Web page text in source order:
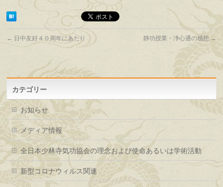
← 日中友好４０周年にあたり 静功授業・浄心通の感想 →
カテゴリー
お知らせ
メディア情報
全日本少林寺気功協会の理念および使命あるいは学術活動
新型コロナウィルス関連